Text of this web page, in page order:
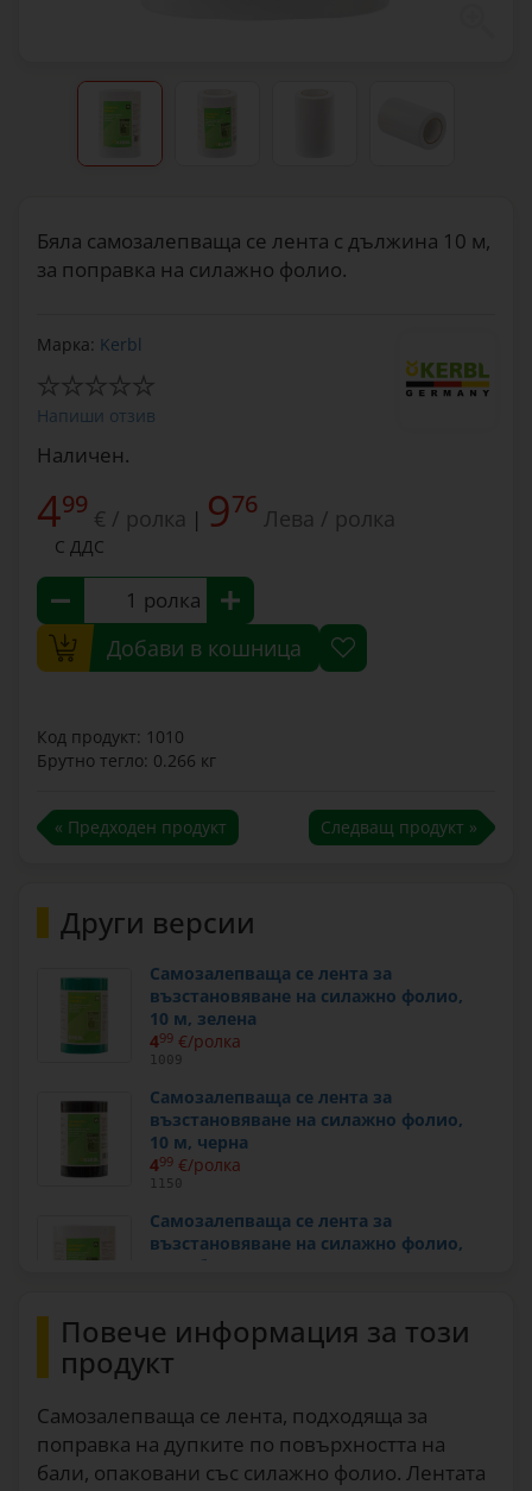
Бяла самозалепваща се лента с дължина 10 м,
за поправка на силажно фолио.
Марка: Kerbl
Напиши отзив
Наличен.
499 € / ролка | 976 Лева / ролка
С ДДС
ролка
Добави в кошница
Код продукт: 1010
Брутно тегло: 0.266 кг
« Предходен продукт Следващ продукт »
Други версии
Самозалепваща се лента за
възстановяване на силажно фолио,
10 м, зелена
499 €/ролка
1009
Самозалепваща се лента за
възстановяване на силажно фолио,
10 м, чернa
499 €/ролка
1150
Самозалепваща се лента за
възстановяване на силажно фолио,
25 м, бяла
Повече информация за този
продукт
Самозалепваща се лента, подходяща за
поправка на дупките по повърхността на
бали, опаковани със силажно фолио. Лентата